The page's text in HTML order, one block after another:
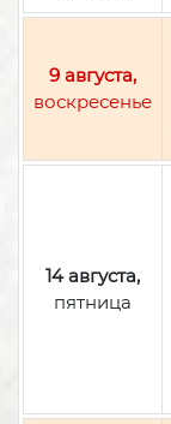
9 августа,
воскресенье
14 августа,
пятница